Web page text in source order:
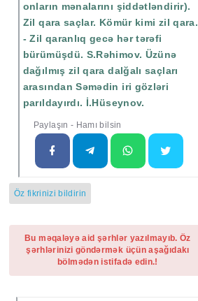
onların mənalarını şiddətləndirir).
Zil qara saçlar. Kömür kimi zil qara.
- Zil qaranlıq gecə hər tərəfi
bürümüşdü. S.Rəhimov. Üzünə
dağılmış zil qara dalğalı saçları
arasından Səmədin iri gözləri
parıldayırdı. İ.Hüseynov.
Paylaşın - Hamı bilsin
Öz fikrinizi bildirin
Bu məqaləyə aid şərhlər yazılmayıb. Öz
şərhlərinizi göndərmək üçün aşağıdakı
bölmədən istifadə edin.!